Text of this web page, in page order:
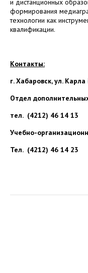
и дистанционных
формирования
технологии как
квалификации.
Контакты:
г. Хабаровск, ул.
Отдел
тел. (4212) 46 14 13
Учебно-
Тел. (4212) 46 14 23